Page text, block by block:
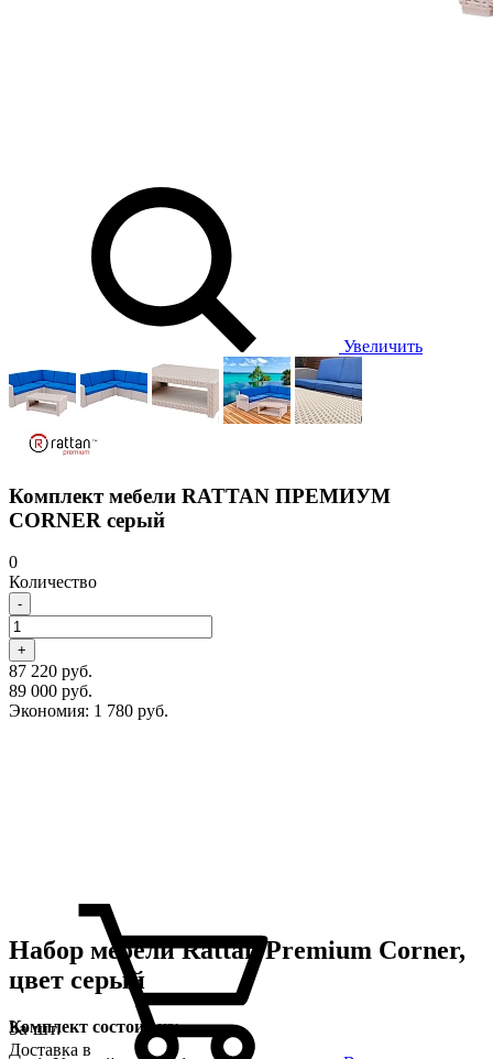
Увеличить
Комплект мебели RATTAN ПРЕМИУМ
CORNER серый
0
Количество
-
+
87 220 руб.
89 000 руб.
Экономия: 1 780 руб.
За шт.
Доставка в
Набор мебели Rattan Premium Corner,
цвет серый
Комплект состоит из: